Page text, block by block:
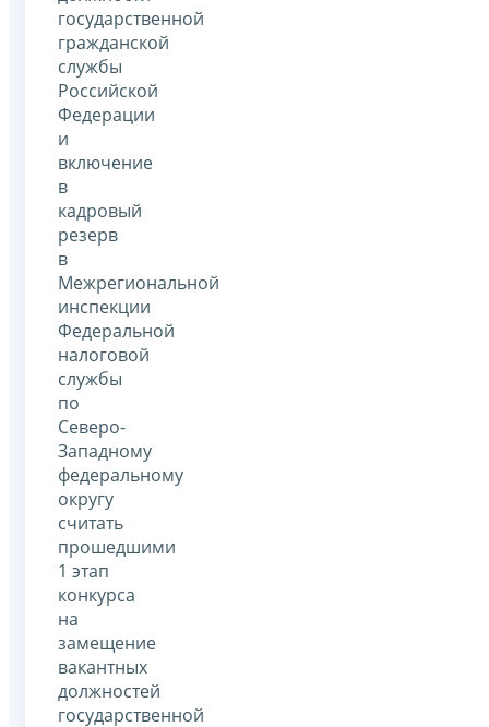
государственной
гражданской
службы
Российской
Федерации
и
включение
в
кадровый
резерв
в
Межрегиональной
инспекции
Федеральной
налоговой
службы
по
Северо-
Западному
федеральному
округу
считать
прошедшими
1 этап
конкурса
на
замещение
вакантных
должностей
государственной